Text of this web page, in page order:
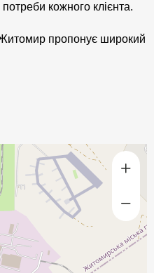
кожного клієнта.
Житомир пропонує широкий